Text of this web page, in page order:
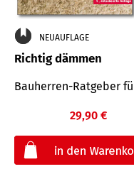
NEUAUFLAGE
Richtig dämmen
Bauherren-Ratgeber
29,90 €